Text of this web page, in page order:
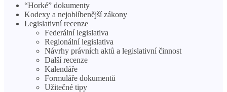
“Horké” dokumenty
Kodexy a nejoblíbenější zákony
Legislativní recenze
Federální legislativa
Regionální legislativa
Návrhy právních aktů a legislativní činnost
Další recenze
Kalendáře
Formuláře dokumentů
Užitečné tipy